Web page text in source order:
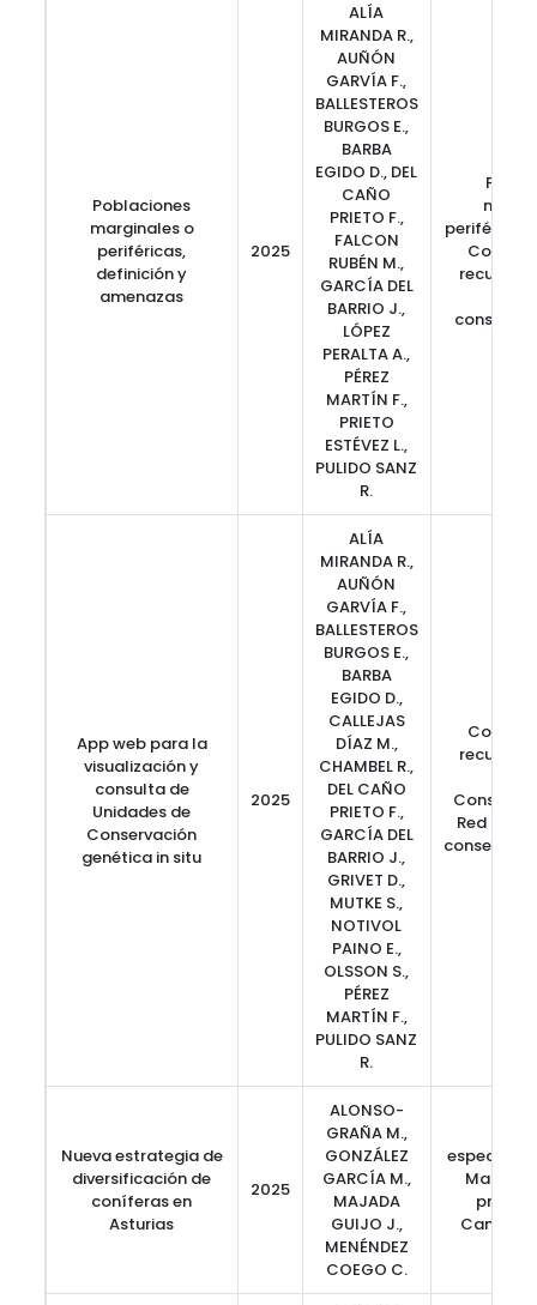
Poblaciones
marginales o
periféricas,
definición y
amenazas
2025
ALÍA
MIRANDA R.,
AUÑÓN
GARVÍA F.,
BALLESTEROS
BURGOS E.,
BARBA
EGIDO D., DEL
CAÑO
PRIETO F.,
FALCON
RUBÉN M.,
GARCÍA DEL
BARRIO J.,
LÓPEZ
PERALTA A.,
PÉREZ
MARTÍN F.,
PRIETO
ESTÉVEZ L.,
PULIDO SANZ
R.
recursos
App web para la
visualización y
consulta de
Unidades de
Conservación
genética in situ
2025
ALÍA
MIRANDA R.,
AUÑÓN
GARVÍA F.,
BALLESTEROS
BURGOS E.,
BARBA
EGIDO D.,
CALLEJAS
DÍAZ M.,
CHAMBEL R.,
DEL CAÑO
PRIETO F.,
GARCÍA DEL
BARRIO J.,
GRIVET D.,
MUTKE S.,
NOTIVOL
PAINO E.,
OLSSON S.,
PÉREZ
MARTÍN F.,
PULIDO SANZ
R.
recursos
Red de
Nueva estrategia de
diversificación de
coníferas en
Asturias
2025
ALONSO-
GRAÑA M.,
GONZÁLEZ
GARCÍA M.,
MAJADA
GUIJO J.,
MENÉNDEZ
COEGO C.
especies
Madera,
Cambio